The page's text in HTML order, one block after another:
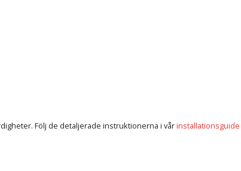
Följ de detaljerade instruktionerna i vårinstallationsguide